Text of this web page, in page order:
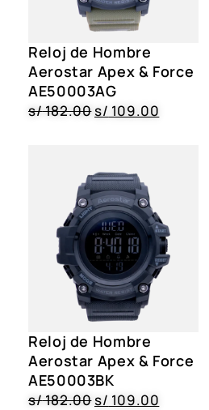
Reloj de Hombre
Aerostar Apex & Force
AE50003AG
s/182.00s/ 109.00
Reloj de Hombre
Aerostar Apex & Force
AE50003BK
s/182.00s/ 109.00